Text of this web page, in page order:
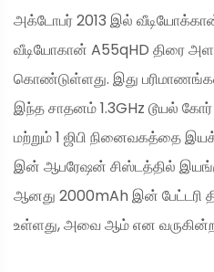
அக்டோபர் 2013 இல்
வீடியோகான் A55qHD திரை
கொண்டுள்ளது. இது
இந்த சாதனம் 1.3GHz டூயல் கோர்
மற்றும் 1 ஜிபி நினைவகத்தை
இன் ஆபரேஷன் சிஸ்டத்தில்
ஆனது 2000mAh இன் பேட்டரி
உள்ளது, அவை ஆம் என